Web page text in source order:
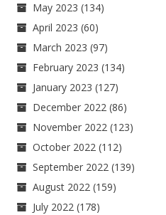
May 2023 (134)
April 2023 (60)
March 2023 (97)
February 2023 (134)
January 2023 (127)
December 2022 (86)
November 2022 (123)
October 2022 (112)
September 2022 (139)
August 2022 (159)
July 2022 (178)